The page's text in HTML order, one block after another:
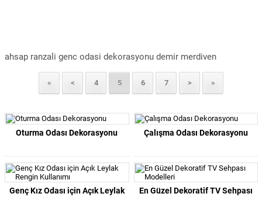
ahsap ranzali genc odasi dekorasyonu demir merdiven
« < 4 5 6 7 > »
Oturma Odası Dekorasyonu Çalışma Odası Dekorasyonu
Genç Kız Odası için Açık Leylak
En Güzel Dekoratif TV Sehpası